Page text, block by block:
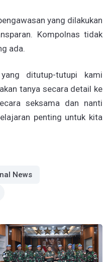
yang dilakukan
Kompolnas tidak
ada.
ditutup-tutupi kami
tanya secara detail ke
seksama dan nanti
penting untuk kita
News